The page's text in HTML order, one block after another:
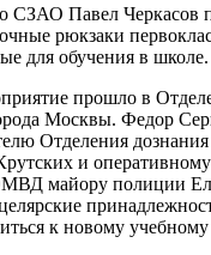
Павел Черкасов
рюкзаки
для обучения в школе.
прошло в
Москвы. Федор
Отделения
и
майору полиции
к новому учебному